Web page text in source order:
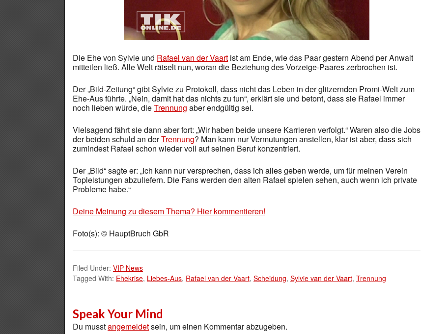
Die Ehe von Sylvie und Rafael van der Vaart ist am Ende, wie das Paar gestern Abend per Anwalt
mitteilen ließ. Alle Welt rätselt nun, woran die Beziehung des Vorzeige-Paares zerbrochen ist.
Der „Bild-Zeitung“ gibt Sylvie zu Protokoll, dass nicht das Leben in der glitzernden Promi-Welt zum
Ehe-Aus führte. „Nein, damit hat das nichts zu tun“, erklärt sie und betont, dass sie Rafael immer
noch lieben würde, dieTrennung aber endgültig sei.
Vielsagend fährt sie dann aber fort: „Wir haben beide unsere Karrieren verfolgt.“ Waren also die Jobs
der beiden schuld an derTrennung? Man kann nur Vermutungen anstellen, klar ist aber, dass sich
zumindest Rafael schon wieder voll auf seinen Beruf konzentriert.
Der „Bild“ sagte er: „Ich kann nur versprechen, dass ich alles geben werde, um für meinen Verein
Topleistungen abzuliefern. Die Fans werden den alten Rafael spielen sehen, auch wenn ich private
Probleme habe.“
Deine Meinung zu diesem Thema? Hier kommentieren!
Foto(s): © HauptBruch GbR
Filed Under: VIP-News
Tagged With: Ehekrise, Liebes-Aus, Rafael van der Vaart, Scheidung, Sylvie van der Vaart, Trennung
Speak Your Mind
Du musstangemeldetsein, um einen Kommentar abzugeben.